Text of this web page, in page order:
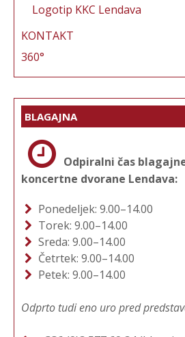
Logotip KKC Lendava
KONTAKT
360°
BLAGAJNA
Odpiralni čas
koncertne dvorane Lendava:
Ponedeljek: 9.00–14.00
Torek: 9.00–14.00
Sreda: 9.00–14.00
Četrtek: 9.00–14.00
Petek: 9.00–14.00
Odprto tudi eno uro pred